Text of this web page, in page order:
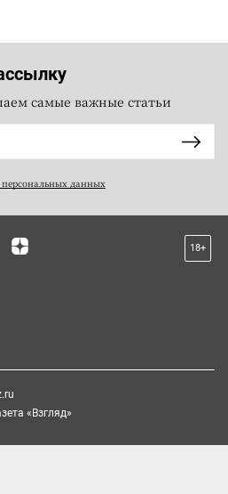
самые важные статьи
персональных данных
18+
«Взгляд»